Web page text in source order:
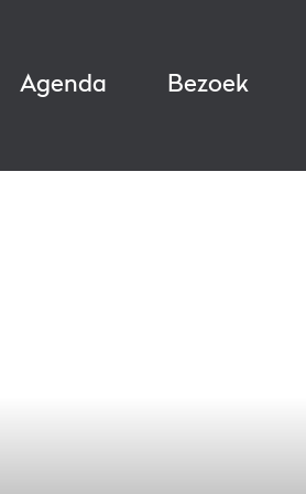
Agenda Bezoek